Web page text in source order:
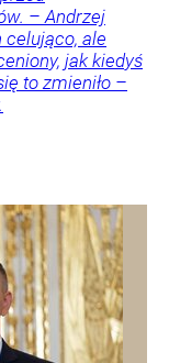
– Andrzej
celująco, ale
jak kiedyś
to zmieniło –